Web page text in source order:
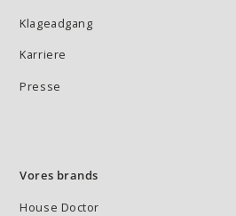
Klageadgang
Karriere
Presse
Vores brands
House Doctor